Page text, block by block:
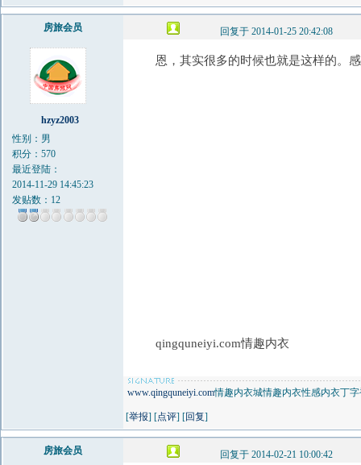
房旅会员 回复于 2014-01-25 20:42:08
hzyz2003
性别：男
积分：570
最近登陆：
2014-11-29 14:45:23
发贴数：12
恩，其实很多的时候也就是这样的。
qingquneiyi.com情趣内衣
www.qingquneiyi.com情趣内衣城情趣内衣性感内衣丁
[举报] [点评] [回复]
房旅会员 回复于 2014-02-21 10:00:42